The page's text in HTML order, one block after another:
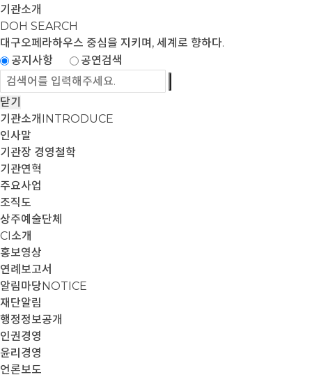
기관소개
DOH SEARCH
대구오페라하우스 중심을 지키며, 세계로 향하다.
공지사항
공연검색
닫기
기관소개 INTRODUCE
인사말
기관장 경영철학
기관연혁
주요사업
조직도
상주예술단체
CI소개
홍보영상
연례보고서
알림마당NOTICE
재단알림
행정정보공개
인권경영
윤리경영
언론보도